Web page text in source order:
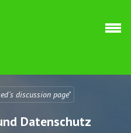
discussion page"
Datenschutz